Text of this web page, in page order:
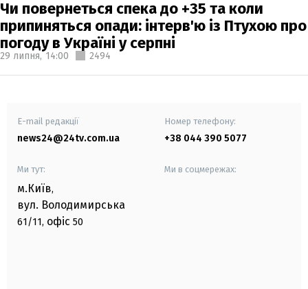
Чи повернеться спека до +35 та коли
припиняться опади: інтерв'ю із Птухою про
погоду в Україні у серпні
29 липня, 14:00 2494
E-mail редакції
news24@24tv.com.ua
Номер телефону:
+38 044 390 5077
Ми тут:
м.Київ,
вул. Володимирська
61/11, офіс 50
Ми в соцмережах: